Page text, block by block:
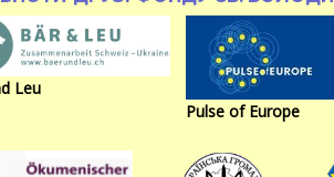
Leu
Pulse of Europe